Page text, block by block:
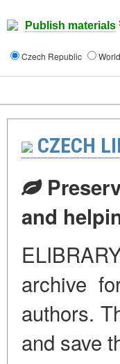
Publish materials
Czech Republic World
CZECH
and
archive
authors.
and save